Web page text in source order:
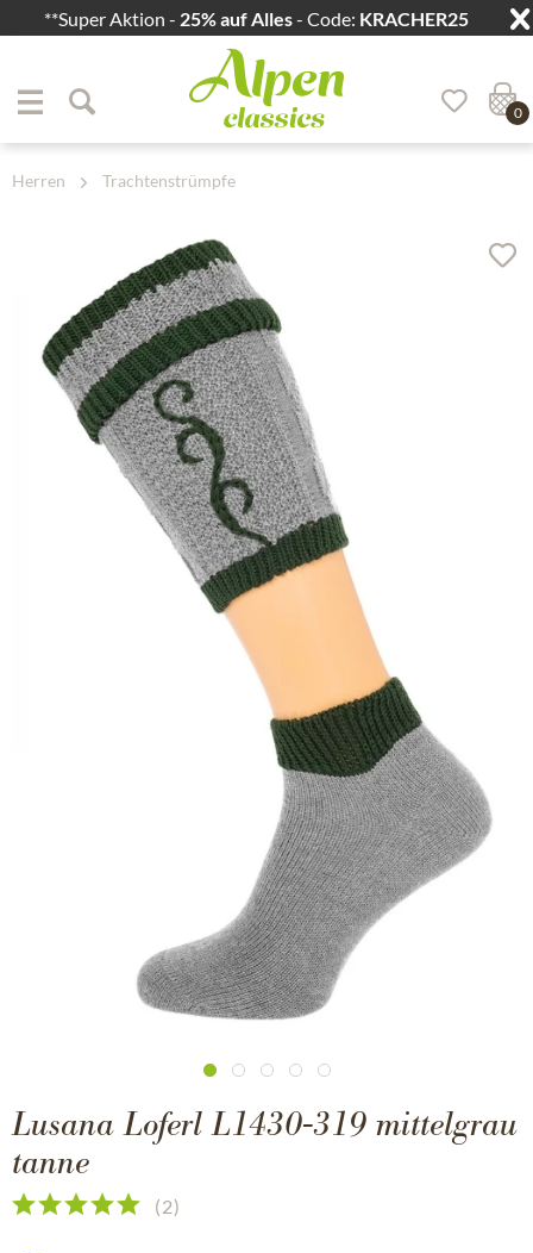
**Super Aktion - 25% auf Alles- Code: KRACHER25
Zum Hauptbereich springen
0
Herren Trachtenstrümpfe
Lusana Loferl L1430-319 mittelgrau
tanne
(2)